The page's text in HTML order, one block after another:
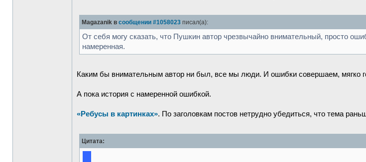
Magazanik в сообщении #1058023 писал(а):
От себя могу сказать, что Пушкин автор чрезвычайно внимательный, просто
намеренная.
Каким бы внимательным автор ни был, все мы люди. И ошибки совершаем, мягко
А пока история с намеренной ошибкой.
«Ребусы в картинках». По заголовкам постов нетрудно убедиться, что тема
Цитата: